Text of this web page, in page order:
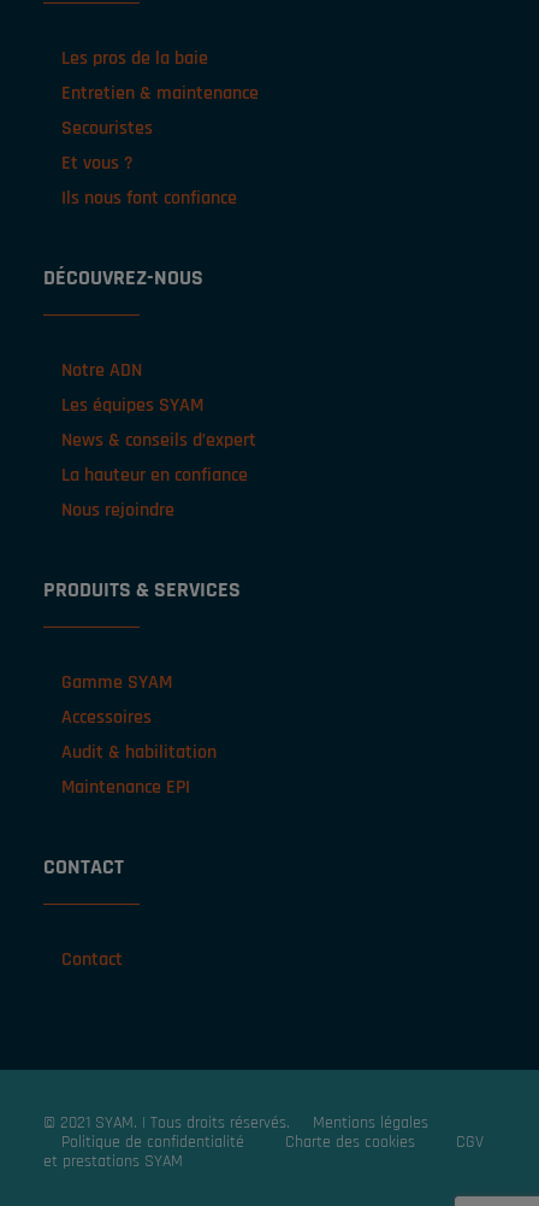
Les pros de la baie
Entretien & maintenance
Secouristes
Et vous ?
Ils nous font confiance
DÉCOUVREZ-NOUS
Notre ADN
Les équipes SYAM
News & conseils d’expert
La hauteur en confiance
Nous rejoindre
PRODUITS & SERVICES
Gamme SYAM
Accessoires
Audit & habilitation
Maintenance EPI
CONTACT
Contact
© 2021 SYAM. | Tous droits réservés.
Mentions légales
Politique de confidentialité
Charte des cookies
CGV
et prestations SYAM